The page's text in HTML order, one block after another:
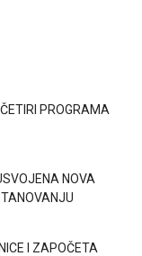
PROGRAMA
NOVA
I ZAPOČETA